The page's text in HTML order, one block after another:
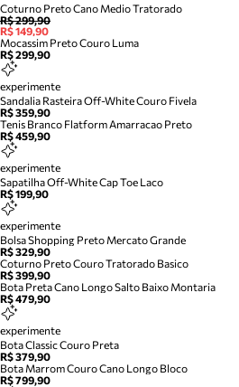
Coturno Preto Cano Medio Tratorado
R$ 299,90
R$ 149,90
Mocassim Preto Couro Luma
R$ 299,90
experimente
Sandalia Rasteira Off-White Couro Fivela
R$ 359,90
Tenis Branco Flatform Amarracao Preto
R$ 459,90
experimente
Sapatilha Off-White Cap Toe Laco
R$ 199,90
experimente
Bolsa Shopping Preto Mercato Grande
R$ 329,90
Coturno Preto Couro Tratorado Basico
R$ 399,90
Bota Preta Cano Longo Salto Baixo Montaria
R$ 479,90
experimente
Bota Classic Couro Preta
R$ 379,90
Bota Marrom Couro Cano Longo Bloco
R$ 799,90